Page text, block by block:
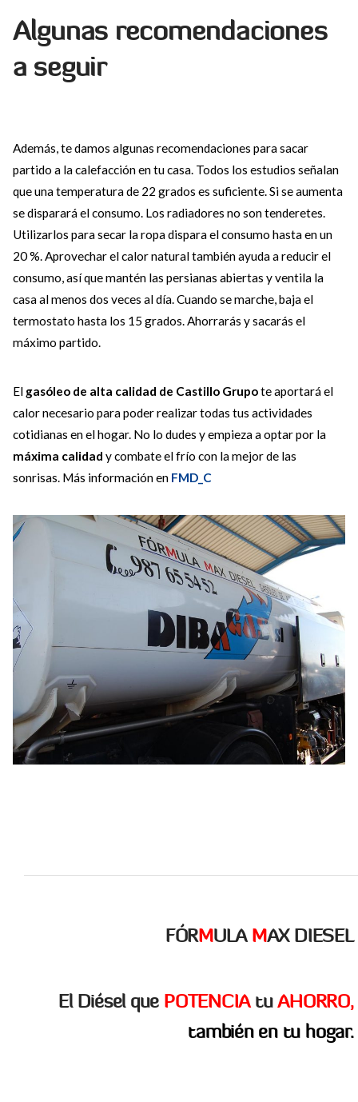
Algunas recomendaciones
a seguir
Además, te damos algunas recomendaciones para sacar
partido a la calefacción en tu casa. Todos los estudios señalan
que una temperatura de 22 grados es suficiente. Si se aumenta
se disparará el consumo. Los radiadores no son tenderetes.
Utilizarlos para secar la ropa dispara el consumo hasta en un
20 %. Aprovechar el calor natural también ayuda a reducir el
consumo, así que mantén las persianas abiertas y ventila la
casa al menos dos veces al día. Cuando se marche, baja el
termostato hasta los 15 grados. Ahorrarás y sacarás el
máximo partido.
El gasóleo de alta calidad de Castillo Grupote aportará el
calor necesario para poder realizar todas tus actividades
cotidianas en el hogar. No lo dudes y empieza a optar por la
máxima calidad y combate el frío con la mejor de las
sonrisas. Más información en FMD_C
FÓRMULAMAX DIESEL
El Diésel que POTENCIAtuAHORRO,
también en tu hogar.